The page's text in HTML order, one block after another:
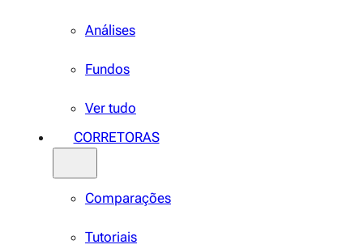
Análises
Fundos
Ver tudo
CORRETORAS
Comparações
Tutoriais